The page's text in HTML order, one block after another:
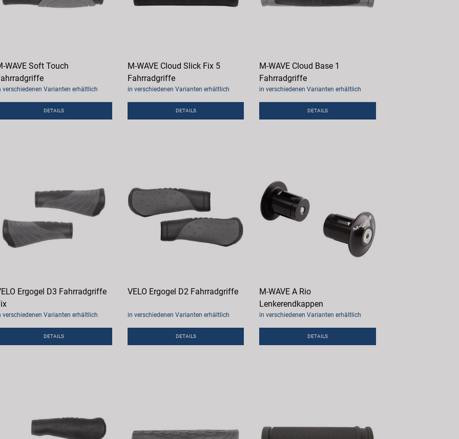
WAVE Soft Touch
verschiedenen Varianten erhältlich
DETAILS
M-WAVE Cloud Slick Fix 5
Fahrradgriffe
in verschiedenen Varianten erhältlich
DETAILS
M-WAVE Cloud Base 1
Fahrradgriffe
in verschiedenen Varianten erhältlich
DETAILS
Ergogel D3 Fahrradgriffe
verschiedenen Varianten erhältlich
DETAILS
VELO Ergogel D2 Fahrradgriffe
in verschiedenen Varianten erhältlich
DETAILS
M-WAVE A Rio
Lenkerendkappen
in verschiedenen Varianten erhältlich
DETAILS